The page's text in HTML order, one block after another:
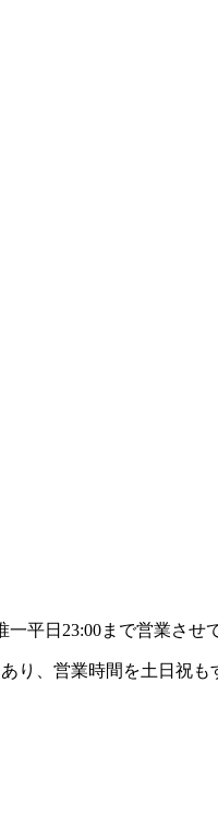
平日23:00まで営業させ
、営業時間を土日祝も